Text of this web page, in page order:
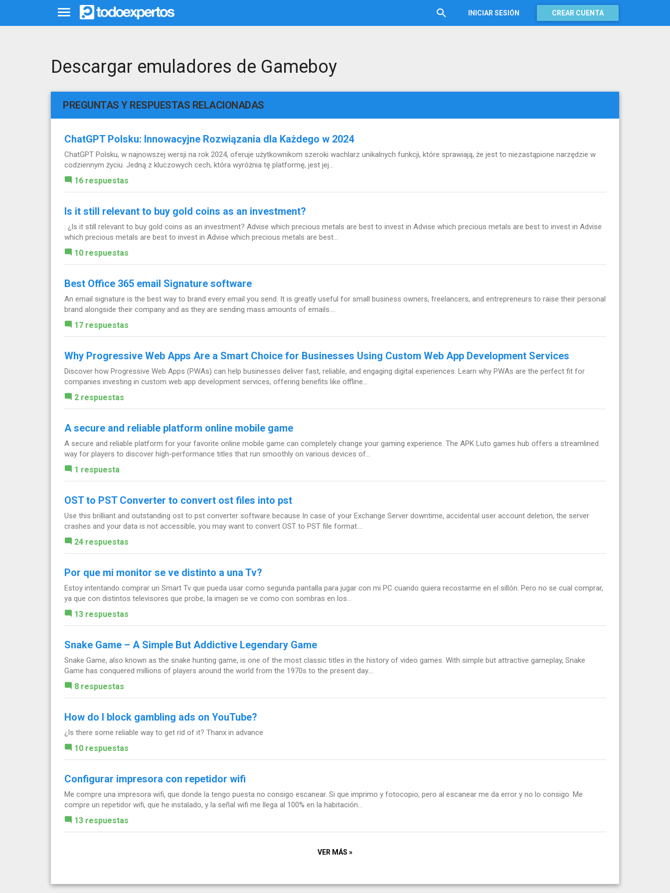
INICIAR SESIÓN CREAR CUENTA
Descargar emuladores de Gameboy
PREGUNTAS Y RESPUESTAS RELACIONADAS
ChatGPT Polsku: Innowacyjne Rozwiązania dla Każdego w 2024
ChatGPT Polsku, w najnowszej wersji na rok 2024, oferuje użytkownikom szeroki wachlarz unikalnych funkcji, które sprawiają, że jest to niezastąpione narzędzie w
codziennym życiu. Jedną z kluczowych cech, która wyróżnia tę platformę, jest jej...
16 respuestas
Is it still relevant to buy gold coins as an investment?
. ¿Is it still relevant to buy gold coins as an investment? Advise which precious metals are best to invest in Advise which precious metals are best to invest in Advise
which precious metals are best to invest in Advise which precious metals are best...
10 respuestas
Best Office 365 email Signature software
An email signature is the best way to brand every email you send. It is greatly useful for small business owners, freelancers, and entrepreneurs to raise their personal
brand alongside their company and as they are sending mass amounts of emails....
17 respuestas
Why Progressive Web Apps Are a Smart Choice for Businesses Using Custom Web App Development Services
Discover how Progressive Web Apps (PWAs) can help businesses deliver fast, reliable, and engaging digital experiences. Learn why PWAs are the perfect fit for
companies investing in custom web app development services, offering benefits like offline...
2 respuestas
A secure and reliable platform online mobile game
A secure and reliable platform for your favorite online mobile game can completely change your gaming experience. The APK Luto games hub offers a streamlined
way for players to discover high-performance titles that run smoothly on various devices of...
1 respuesta
OST to PST Converter to convert ost files into pst
Use this brilliant and outstanding ost to pst converter software because In case of your Exchange Server downtime, accidental user account deletion, the server
crashes and your data is not accessible, you may want to convert OST to PST file format....
24 respuestas
Por que mi monitor se ve distinto a una Tv?
Estoy intentando comprar un Smart Tv que pueda usar como segunda pantalla para jugar con mi PC cuando quiera recostarme en el sillón. Pero no se cual comprar,
ya que con distintos televisores que probe, la imagen se ve como con sombras en los...
13 respuestas
Snake Game – A Simple But Addictive Legendary Game
Snake Game, also known as the snake hunting game, is one of the most classic titles in the history of video games. With simple but attractive gameplay, Snake
Game has conquered millions of players around the world from the 1970s to the present day....
8 respuestas
How do I block gambling ads on YouTube?
¿Is there some reliable way to get rid of it? Thanx in advance
10 respuestas
Configurar impresora con repetidor wifi
Me compre una impresora wifi, que donde la tengo puesta no consigo escanear. Si que imprimo y fotocopio, pero al escanear me da error y no lo consigo. Me
compre un repetidor wifi, que he instalado, y la señal wifi me llega al 100% en la habitación...
13 respuestas
VER MÁS »